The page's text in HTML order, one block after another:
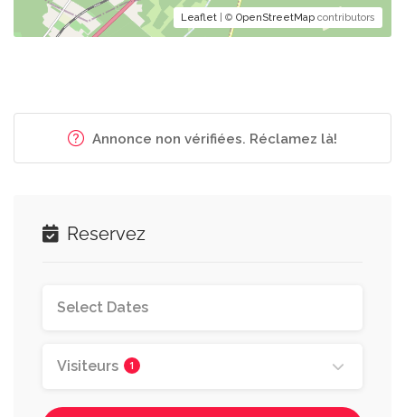
Leaflet | © OpenStreetMap contributors
Annonce non vérifiées. Réclamez là!
Reservez
Visiteurs 1